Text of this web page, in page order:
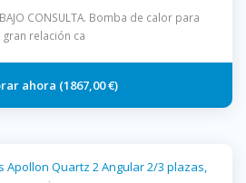
BAJO CONSULTA. Bomba de calor para
gran relación ca
1867,00 €